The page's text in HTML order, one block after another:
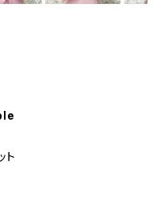
ト